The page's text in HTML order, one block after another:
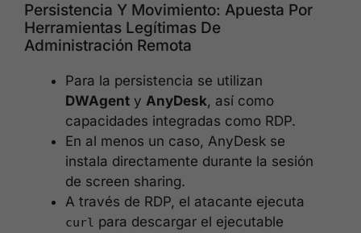
Persistencia Y Movimiento: Apuesta Por
Herramientas Legítimas De
Administración Remota
Para la persistencia se utilizan
DWAgent y AnyDesk, así como
capacidades integradas como RDP.
En al menos un caso, AnyDesk se
instala directamente durante la sesión
de screen sharing.
A través de RDP, el atacante ejecuta
curl para descargar el ejecutable